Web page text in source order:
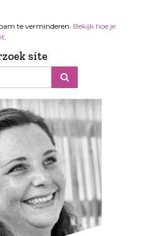
te verminderen. Bekijk hoe je
.
site